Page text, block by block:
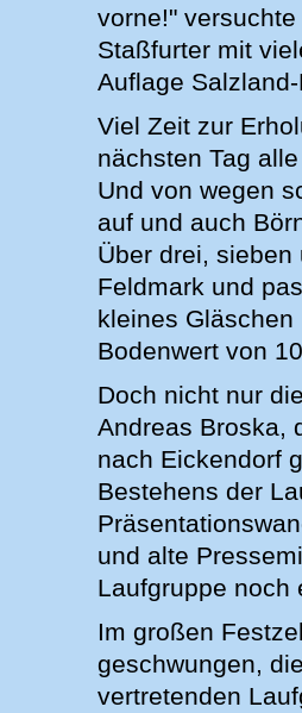
vorne!"
Staßfurter mit
Auflage
Viel Zeit zur
nächsten Tag
Und von wegen
auf und auch
Über drei,
Feldmark und
kleines
Bodenwert von
Doch nicht nur
Andreas Broska,
nach Eickendorf
Bestehens der
und alte
Laufgruppe noch
Im großen
geschwungen,
vertretenden